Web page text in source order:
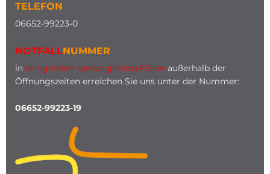
TELEFON
06652-99223-0
NOTFALLNUMMER
in dringenden seelsorglichen Fällen außerhalb der
Öffnungszeiten erreichen Sie uns unter der Nummer:
06652-99223-19